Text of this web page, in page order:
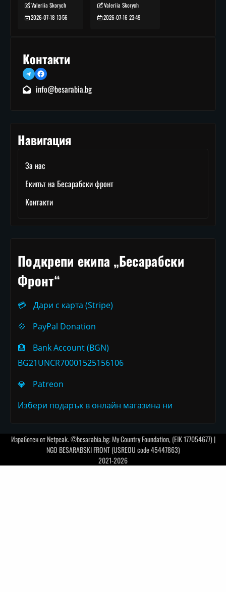
Valeriia Skorych
2026-07-18 13:56
Valeriia Skorych
2026-07-16 23:49
Контакти
TelegramFacebook
info@besarabia.bg
Навигация
За нас
Екипът на Бесарабски фронт
Контакти
Подкрепи екипа „Бесарабски
Фронт“
💳
Дари с карта (Stripe)
💠
PayPal Donation
🏦
Bank Account (BGN)
BG21UNCR70001525156106
💎
Patreon
Избери подарък в онлайн магазина ни
Изработен отNetpeak. ©besarabia.bg: My Country Foundation, (EIK 177054677) |
NGO BESARABSKI FRONT (USREOU code 45447863)
2021-2026